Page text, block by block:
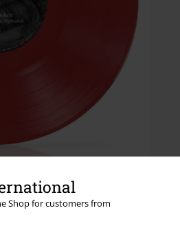
Shop for customers from